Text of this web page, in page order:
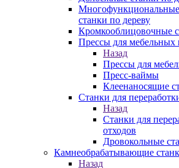
станки по дереву
Кромкооблицовочные
Прессы для мебельных
Назад
Прессы для
Пресс-ваймы
Клеенаносящие
Станки для
Назад
Станки для
отходов
Дровокольные
Камнеобрабатывающие
Назад